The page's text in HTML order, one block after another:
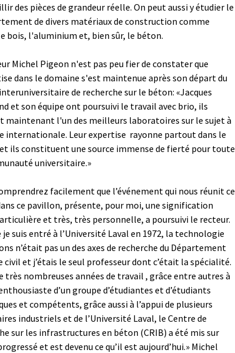
des pièces de grandeur réelle. On peut aussi y étudier le
de divers matériaux de construction comme
bois, l'aluminium et, bien sûr, le béton.
Michel Pigeon n'est pas peu fier de constater que
dans le domaine s'est maintenue après son départ du
de recherche sur le béton: «Jacques
et son équipe ont poursuivi le travail avec brio, ils
maintenant l'un des meilleurs laboratoires sur le sujet à
internationale. Leur expertise rayonne partout dans le
ils constituent une source immense de fierté pour toute
universitaire.»
facilement que l’événement qui nous réunit ce
ce pavillon, présente, pour moi, une signification
et très, très personnelle, a poursuivi le recteur.
je suis entré à l’Université Laval en 1972, la technologie
n’était pas un des axes de recherche du Département
civil et j’étais le seul professeur dont c’était la spécialité.
très nombreuses années de travail , grâce entre autres à
d’un groupe d’étudiantes et d’étudiants
et compétents, grâce aussi à l’appui de plusieurs
industriels et de l’Université Laval, le Centre de
sur les infrastructures en béton (CRIB) a été mis sur
et est devenu ce qu’il est aujourd’hui.» Michel